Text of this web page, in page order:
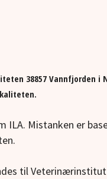
38857 Vannfjorden i
ILA. Mistanken er
til